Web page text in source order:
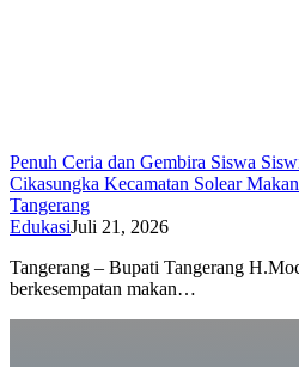
Penuh Ceria dan Gembira Siswa
Cikasungka Kecamatan Solear
Tangerang
EdukasiJuli 21, 2026
Tangerang – Bupati Tangerang
berkesempatan makan…